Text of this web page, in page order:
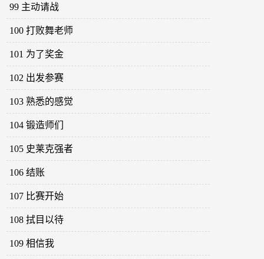
99 主动请战
100 打败舞老师
101 为了奖金
102 出发参赛
103 熟悉的感觉
104 锻造师们
105 史莱克强者
106 结账
107 比赛开始
108 拭目以待
109 相信我